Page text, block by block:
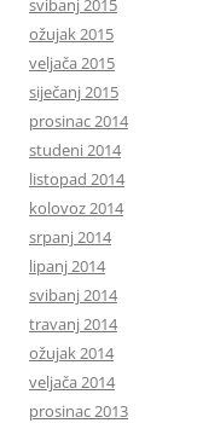
ožujak 2015
veljača 2015
siječanj 2015
prosinac 2014
studeni 2014
listopad 2014
kolovoz 2014
srpanj 2014
lipanj 2014
svibanj 2014
travanj 2014
ožujak 2014
veljača 2014
prosinac 2013